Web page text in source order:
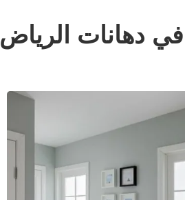
في دهانات الرياض